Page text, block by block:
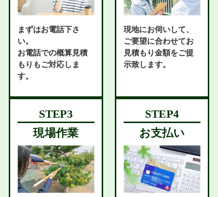
まずはお電話下さ
い。
お電話での概算見積
もりもご対応しま
す。
現地にお伺いして、
ご要望に合わせてお
見積もり金額をご提
示致します。
現場作業 お支払い